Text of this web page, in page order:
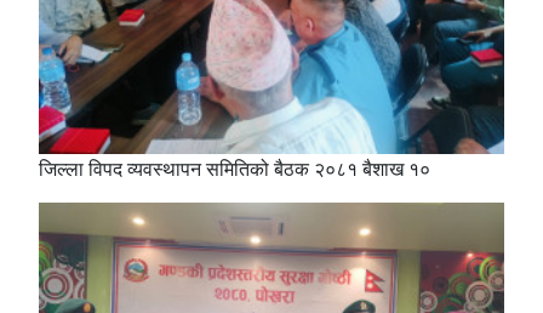
जिल्ला विपद व्यवस्थापन समितिको बैठक २०८१ बैशाख १०